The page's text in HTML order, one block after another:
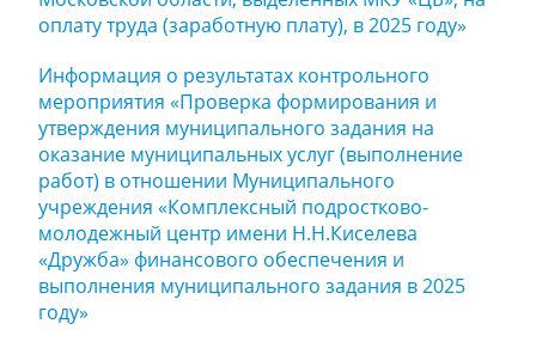
оплату труда (заработную плату), в 2025 году»
Информация о результатах контрольного
мероприятия «Проверка формирования и
утверждения муниципального задания на
оказание муниципальных услуг (выполнение
работ) в отношении Муниципального
учреждения «Комплексный подростково-
молодежный центр имени Н.Н.Киселева
«Дружба» финансового обеспечения и
выполнения муниципального задания в 2025
году»